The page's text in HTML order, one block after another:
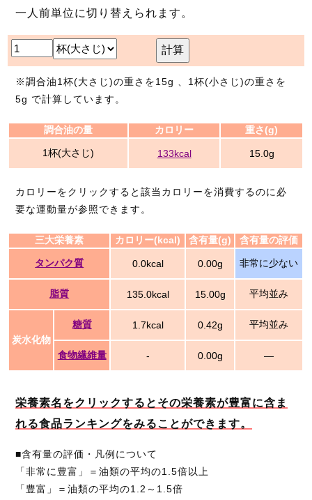
一人前単位に切り替えられます。
計算
※調合油1杯(大さじ)の重さを15g 、1杯(小さじ)の重さを
5g で計算しています。
調合油の量 カロリー 重さ(g)
1杯(大さじ) 133kcal 15.0g
カロリーをクリックすると該当カロリーを消費するのに必
要な運動量が参照できます。
三大栄養素 カロリー(kcal) 含有量(g) 含有量の評価
タンパク質 0.0kcal 0.00g 非常に少ない
脂質 135.0kcal 15.00g 平均並み
炭水化物
糖質 1.7kcal 0.42g 平均並み
食物繊維量 - 0.00g ―
栄養素名をクリックするとその栄養素が豊富に含ま
れる食品ランキングをみることができます。
■含有量の評価・凡例について
「非常に豊富」＝油類の平均の1.5倍以上
「豊富」＝油類の平均の1.2～1.5倍